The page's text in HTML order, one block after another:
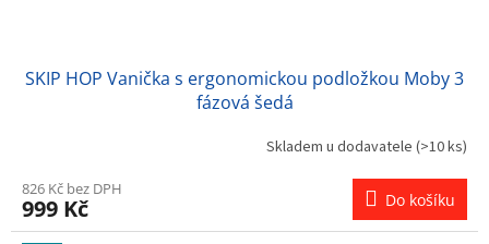
SKIP HOP Vanička s ergonomickou podložkou Moby 3
fázová šedá
Skladem u dodavatele (>10 ks)
826 Kč bez DPH
999 Kč Do košíku